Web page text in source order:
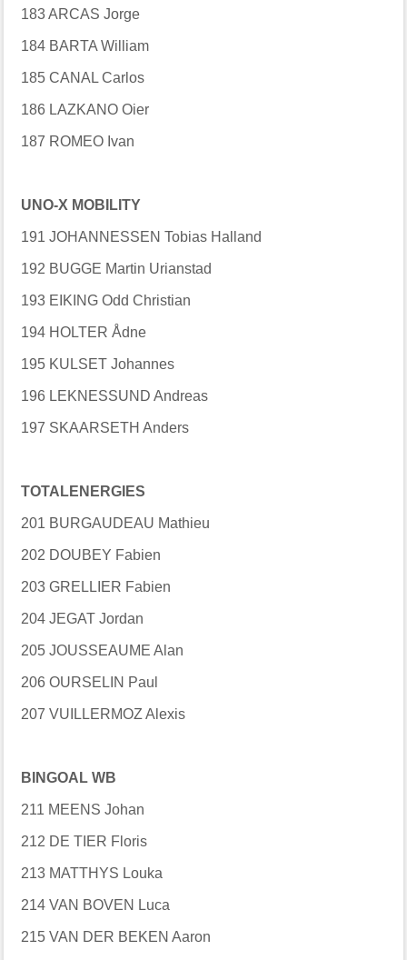
183 ARCAS Jorge
184 BARTA William
185 CANAL Carlos
186 LAZKANO Oier
187 ROMEO Ivan
UNO-X MOBILITY
191 JOHANNESSEN Tobias Halland
192 BUGGE Martin Urianstad
193 EIKING Odd Christian
194 HOLTER Ådne
195 KULSET Johannes
196 LEKNESSUND Andreas
197 SKAARSETH Anders
TOTALENERGIES
201 BURGAUDEAU Mathieu
202 DOUBEY Fabien
203 GRELLIER Fabien
204 JEGAT Jordan
205 JOUSSEAUME Alan
206 OURSELIN Paul
207 VUILLERMOZ Alexis
BINGOAL WB
211 MEENS Johan
212 DE TIER Floris
213 MATTHYS Louka
214 VAN BOVEN Luca
215 VAN DER BEKEN Aaron